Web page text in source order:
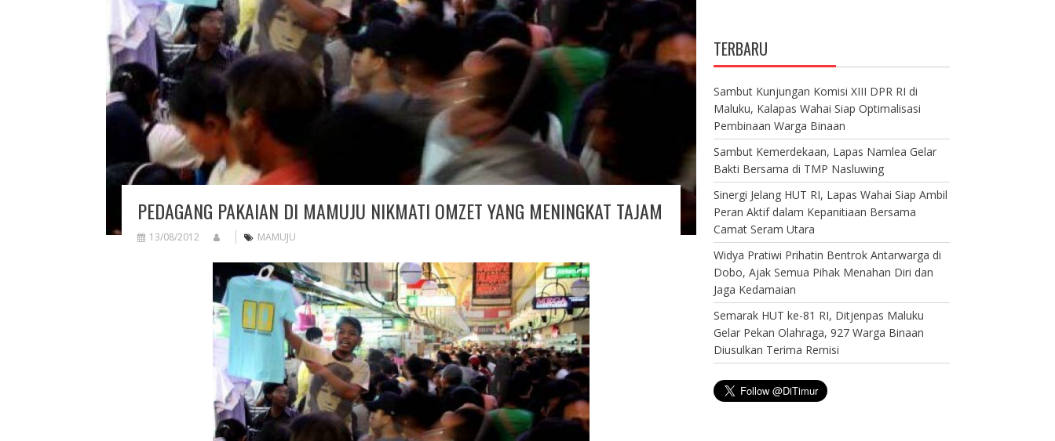
PEDAGANG PAKAIAN DI MAMUJU NIKMATI OMZET YANG MENINGKAT TAJAM
13/08/2012 MAMUJU
TERBARU
Sambut Kunjungan Komisi XIII DPR RI di
Maluku, Kalapas Wahai Siap Optimalisasi
Pembinaan Warga Binaan
Sambut Kemerdekaan, Lapas Namlea Gelar
Bakti Bersama di TMP Nasluwing
Sinergi Jelang HUT RI, Lapas Wahai Siap Ambil
Peran Aktif dalam Kepanitiaan Bersama
Camat Seram Utara
Widya Pratiwi Prihatin Bentrok Antarwarga di
Dobo, Ajak Semua Pihak Menahan Diri dan
Jaga Kedamaian
Semarak HUT ke-81 RI, Ditjenpas Maluku
Gelar Pekan Olahraga, 927 Warga Binaan
Diusulkan Terima Remisi